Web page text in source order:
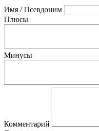
Имя / Псевдоним
Плюсы
Минусы
Комментарий